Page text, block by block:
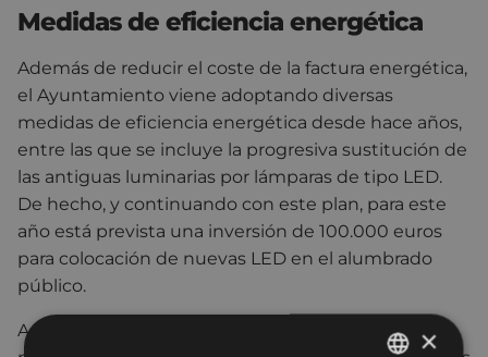
Medidas de eficiencia energética
Además de reducir el coste de la factura energética,
el Ayuntamiento viene adoptando diversas
medidas de eficiencia energética desde hace años,
entre las que se incluye la progresiva sustitución de
las antiguas luminarias por lámparas de tipo LED.
De hecho, y continuando con este plan, para este
año está prevista una inversión de 100.000 euros
para colocación de nuevas LED en el alumbrado
público.
Además del plan de sustitución del alumbrado×